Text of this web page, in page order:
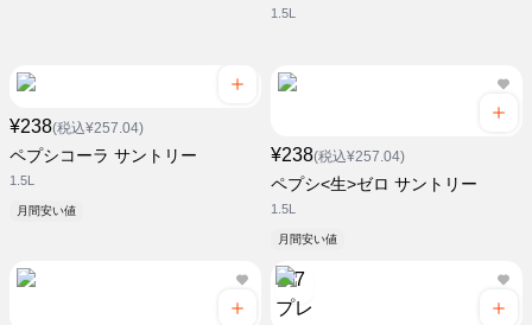
1.5L
¥238(税込¥257.04)
ペプシコーラ サントリー
1.5L
月間安い値
¥238(税込¥257.04)
ペプシ<生>ゼロ サントリー
1.5L
月間安い値